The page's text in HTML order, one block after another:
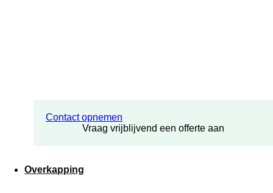
Contact opnemen
Vraag vrijblijvend een offerte aan
Overkapping